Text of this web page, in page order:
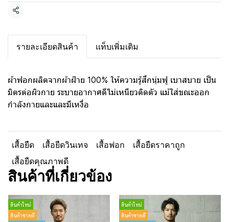
แชร์
รายละเอียดสินค้า แท็บเพิ่มเติม
ผ้าฟอกผลิตจากผ้าฝ้าย 100% ให้ความรู้สึกนุ่มฟู เบาสบาย เป็น
มิตรต่อผิวกาย ระบายอากาศดีไม่เหนียวติดตัว แม้ใส่ขณะออก
กำลังกายและและมีเหงื่อ
เสื้อยืด เสื้อยืดวินเทจ เสื้อฟอก
เสื้อยืดราคาถูก
เสื้อยืดคุณภาพดี
สินค้าที่เกี่ยวข้อง
สินค้าใหม่
สินค้าขายดี
สินค้าใหม่
สินค้าขายดี